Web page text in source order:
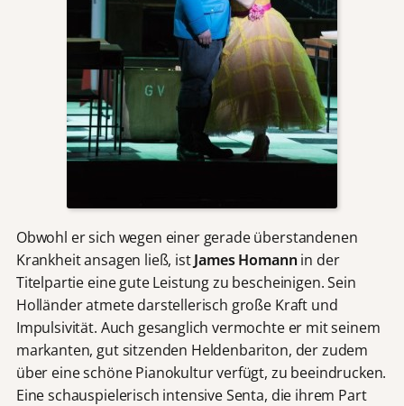
Obwohl er sich wegen einer gerade überstandenen
Krankheit ansagen ließ, istJames Homannin der
Titelpartie eine gute Leistung zu bescheinigen. Sein
Holländer atmete darstellerisch große Kraft und
Impulsivität. Auch gesanglich vermochte er mit seinem
markanten, gut sitzenden Heldenbariton, der zudem
über eine schöne Pianokultur verfügt, zu beeindrucken.
Eine schauspielerisch intensive Senta, die ihrem Part